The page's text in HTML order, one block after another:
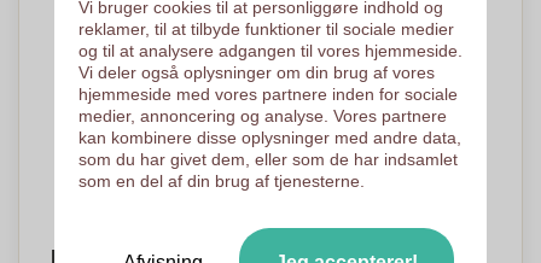
Nusseklud - Koldby
Vi bruger cookies til at personliggøre indhold og
reklamer, til at tilbyde funktioner til sociale medier
og til at analysere adgangen til vores hjemmeside.
Vi deler også oplysninger om din brug af vores
hjemmeside med vores partnere inden for sociale
medier, annoncering og analyse. Vores partnere
kan kombinere disse oplysninger med andre data,
som du har givet dem, eller som de har indsamlet
som en del af din brug af tjenesterne.